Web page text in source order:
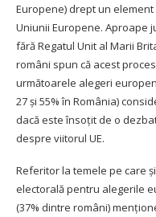
Europene) drept un
Uniunii Europene. Aproape
fără Regatul Unit al Marii
români spun că acest
următoarele alegeri
27 şi 55% în România)
dacă este însoţit de o
despre viitorul UE.
Referitor la temele pe care
electorală pentru alegerile
(37% dintre români)